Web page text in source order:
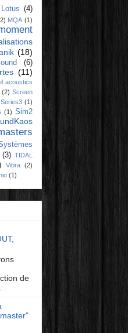
Lotus (4)
MQA (1)
(18)
(6)
(11)
acoustics
(2) Screen
Series3 (1)
(1) Sim2
(3) TIDAL
Vibra (2)
(1)
de